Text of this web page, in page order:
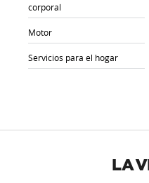
corporal
Motor
Servicios para el hogar